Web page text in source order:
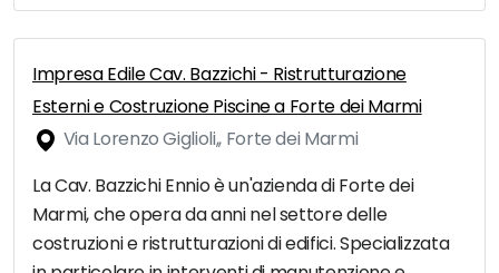
Impresa Edile Cav. Bazzichi - Ristrutturazione
Esterni e Costruzione Piscine a Forte dei Marmi
Via Lorenzo Giglioli,, Forte dei Marmi
La Cav. Bazzichi Ennio è un'azienda di Forte dei
Marmi, che opera da anni nel settore delle
costruzioni e ristrutturazioni di edifici. Specializzata